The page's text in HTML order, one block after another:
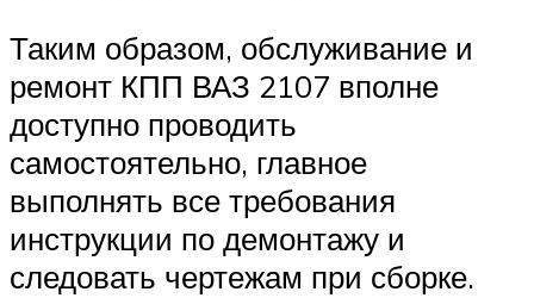
Таким образом, обслуживание и
ремонт КПП ВАЗ 2107 вполне
доступно проводить
самостоятельно, главное
выполнять все требования
инструкции по демонтажу и
следовать чертежам при сборке.